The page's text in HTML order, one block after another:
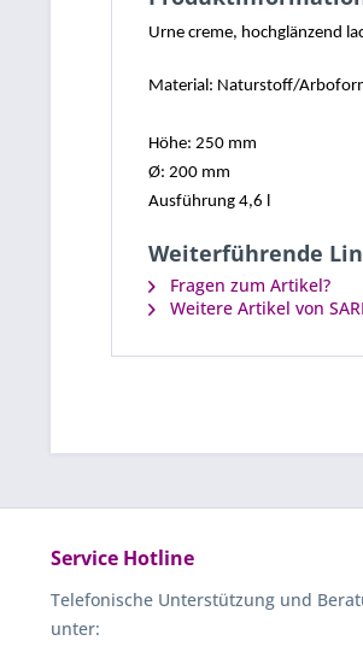
Urne creme, hochglänzend
Material: Naturstoff/
Höhe: 250 mm
Ø: 200 mm
Ausführung 4,6 l
Weiterführende
Fragen zum Artikel?
Weitere Artikel von
Service Hotline
Telefonische Unterstützung und
unter: